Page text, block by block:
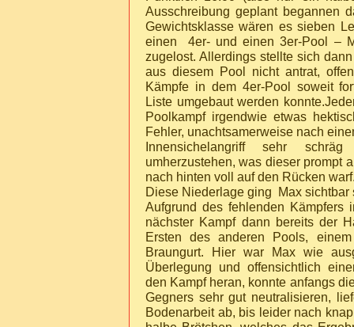
Ausschreibung geplant begannen
Gewichtsklasse wären es sieben
einen 4er- und einen 3er-Pool –
zugelost. Allerdings stellte sich
aus diesem Pool nicht antrat,
Kämpfe in dem 4er-Pool soweit
Liste umgebaut werden
Poolkampf irgendwie etwas
Fehler, unachtsamerweise nach
Innensichelangriff sehr
umherzustehen, was dieser prompt
nach hinten voll auf den Rücken
Diese Niederlage ging Max
Aufgrund des fehlenden Kämpfers
nächster Kampf dann bereits der
Ersten des anderen Pools,
Braungurt. Hier war Max wie
Überlegung und offensichtlich
den Kampf heran, konnte anfangs
Gegners sehr gut neutralisieren,
Bodenarbeit ab, bis leider nach